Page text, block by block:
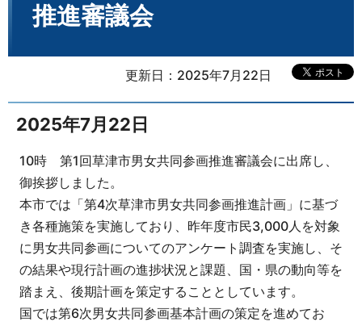
推進審議会
更新日：2025年7月22日
2025年7月22日
10時 第1回草津市男女共同参画推進審議会に出席し、
御挨拶しました。
本市では「第4次草津市男女共同参画推進計画」に基づ
き各種施策を実施しており、昨年度市民3,000人を対象
に男女共同参画についてのアンケート調査を実施し、そ
の結果や現行計画の進捗状況と課題、国・県の動向等を
踏まえ、後期計画を策定することとしています。
国では第6次男女共同参画基本計画の策定を進めてお